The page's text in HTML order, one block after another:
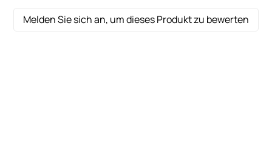
Melden Sie sich an, um dieses Produkt zu bewerten